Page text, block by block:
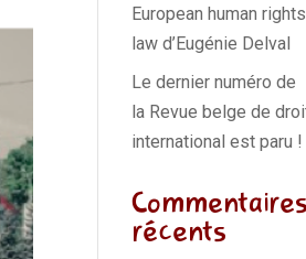
European human rights
law d’Eugénie Delval
Le dernier numéro de
la Revue belge de
international est paru !
Commentaires
récents